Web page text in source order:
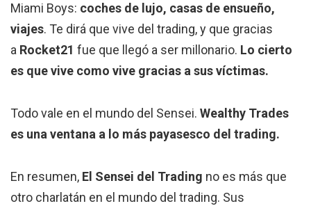
Miami Boys: coches de lujo, casas de ensueño,
viajes. Te dirá que vive del trading, y que gracias
a Rocket21 fue que llegó a ser millonario. Lo cierto
es que vive como vive gracias a sus víctimas.
Todo vale en el mundo del Sensei. Wealthy Trades
es una ventana a lo más payasesco del trading.
En resumen, El Sensei del Trading no es más que
otro charlatán en el mundo del trading. Sus